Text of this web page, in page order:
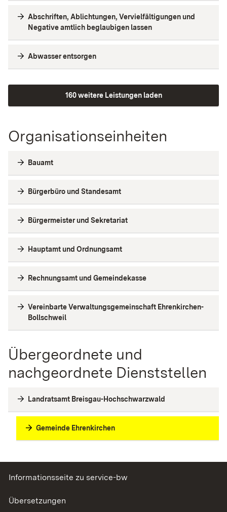
Abschriften, Ablichtungen, Vervielfältigungen und
Negative amtlich beglaubigen lassen
Abwasser entsorgen
160 weitere Leistungen laden
Organisationseinheiten
Bauamt
Bürgerbüro und Standesamt
Bürgermeister und Sekretariat
Hauptamt und Ordnungsamt
Rechnungsamt und Gemeindekasse
Vereinbarte Verwaltungsgemeinschaft Ehrenkirchen-
Bollschweil
Übergeordnete und
nachgeordnete Dienststellen
Landratsamt Breisgau-Hochschwarzwald
Gemeinde Ehrenkirchen
Informationsseite zu service-bw
Übersetzungen